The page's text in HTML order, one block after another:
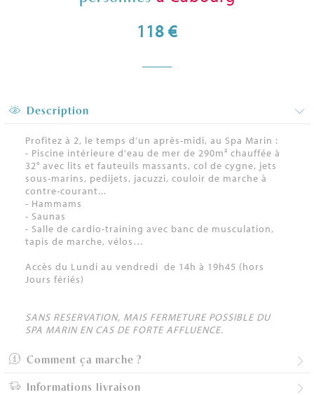
118 €
Description
Profitez à 2, le temps d’un après-midi, au Spa Marin :
- Piscine intérieure d'eau de mer de 290m² chauffée à
32° avec lits et fauteuils massants, col de cygne, jets
sous-marins, pedijets, jacuzzi, couloir de marche à
contre-courant...
- Hammams
- Saunas
- Salle de cardio-training avec banc de musculation,
tapis de marche, vélos…
Accès du Lundi au vendredi de 14h à 19h45 (hors
Jours fériés)
SANS RESERVATION, MAIS FERMETURE POSSIBLE DU
SPA MARIN EN CAS DE FORTE AFFLUENCE.
Comment ça marche ?
Informations livraison